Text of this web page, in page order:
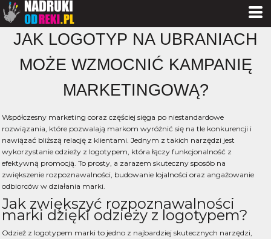
JAK LOGOTYP NA UBRANIACH
MOŻE WZMOCNIĆ KAMPANIĘ
MARKETINGOWĄ?
Współczesny marketing coraz częściej sięga po niestandardowe
rozwiązania, które pozwalają markom wyróżnić się na tle konkurencji i
nawiązać bliższą relację z klientami. Jednym z takich narzędzi jest
wykorzystanie odzieży z logotypem, która łączy funkcjonalność z
efektywną promocją. To prosty, a zarazem skuteczny sposób na
zwiększenie rozpoznawalności, budowanie lojalności oraz angażowanie
odbiorców w działania marki.
Jak zwiększyć rozpoznawalności
marki dzięki odzieży z logotypem?
Odzież z logotypem marki to jedno z najbardziej skutecznych narzędzi,